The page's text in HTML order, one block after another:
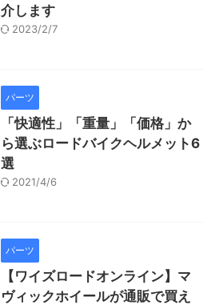
介します
2023/2/7
パーツ
「快適性」「重量」「価格」か
ら選ぶロードバイクヘルメット6
選
2021/4/6
パーツ
【ワイズロードオンライン】マ
ヴィックホイールが通販で買え